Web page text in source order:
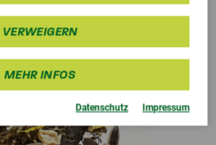
VERWEIGERN
MEHR INFOS
Datenschutz Impressum